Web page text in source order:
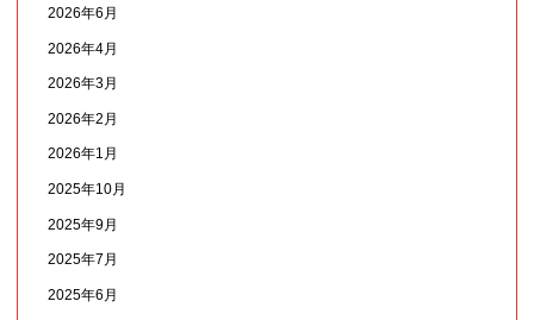
2026年6月
2026年4月
2026年3月
2026年2月
2026年1月
2025年10月
2025年9月
2025年7月
2025年6月